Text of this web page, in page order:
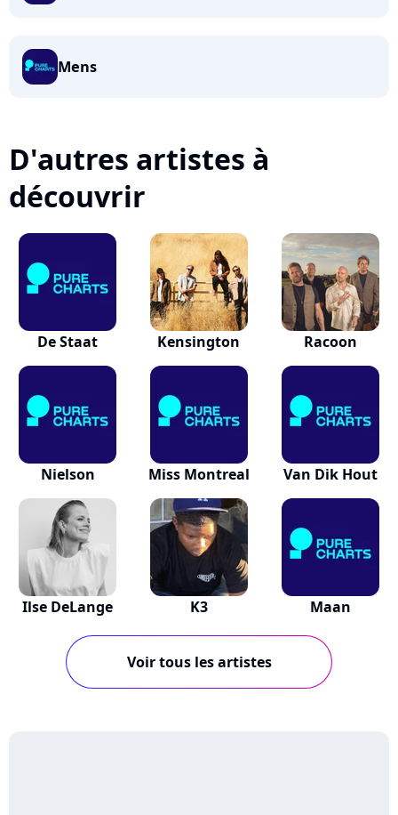
Mens
D'autres artistes à
découvrir
De Staat Kensington Racoon
Nielson Miss Montreal Van Dik Hout
Ilse DeLange K3 Maan
Voir tous les artistes